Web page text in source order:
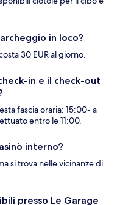
in loco?
30 EUR al giorno.
in e il check-out
fascia oraria: 15:00- a
entro le 11:00.
interno?
si trova nelle vicinanze di
presso Le Garage